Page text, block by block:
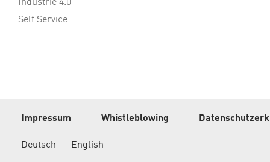
Industrie 4.0
Self Service
Impressum Whistleblowing
Deutsch English